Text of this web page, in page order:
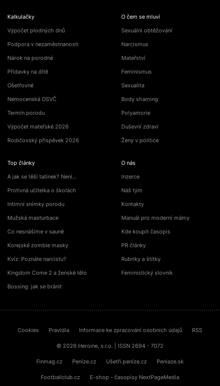
Kalkulačky
Výpočet plodných dnů
Podpora v nezaměstnanosti
Nárok na porodné
Přídavky na dítě
Ošetřovné
Nemocenská OSVČ
Termín porodu
Výpočet mateřské 2026
Rodičovský příspěvek 2026
Top články
A jak se těší tatínek? Není…
Protivná učitelka o školách
Intimní snímky porodu
Mužská masturbace
Co nesnášíme v sauně
Korejské zombie masky
Kvíz: Poznáte narcistu?
Kingdom Come 2 a ženské tělo
Bossing: jak se bránit
O čem se mluví
Sexuální obtěžování
Narcismus
Mateřství
Feminismus
Sexualita
Body shaming
Polyamorie
Duševní zdraví
Ženy v politice
O nás
Inzerce
Náš tým
Kontakty
Manuál pro moderní mámy
Kde koupit časopis
PR články
Rubriky a štítky
Feministický slovník
Cookies Pravidla Informace ke zpracování osobních údajů RSS
© 2026 Heroine, s.r.o. | ISSN 2694 - 7072
Finmag.cz Peníze.cz Ušetři.peníze.cz Peniaze.sk
Footballclub.cz E-shop - časopisy NextPageMedia